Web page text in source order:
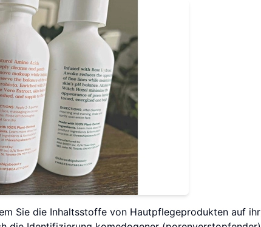
Sie die Inhaltsstoffe von Hautpflegeprodukten auf ihr